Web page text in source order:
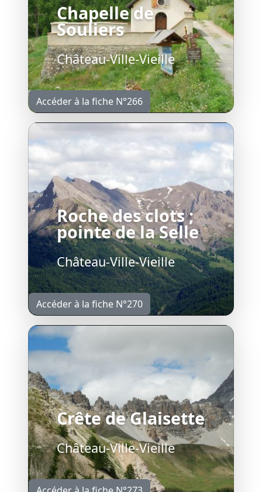
Chapelle de
Souliers
Château-Ville-Vieille
Accéder à la fiche N°266
Roche des clots ;
pointe de la Selle
Château-Ville-Vieille
Accéder à la fiche N°270
Crête de Glaisette
Château-Ville-Vieille